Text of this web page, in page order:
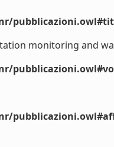
monitoring and